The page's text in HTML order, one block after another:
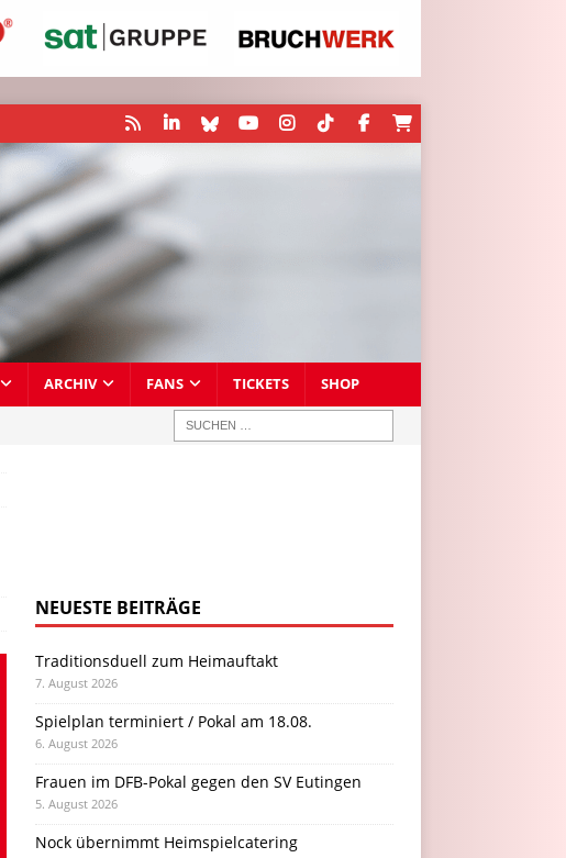
ARCHIV FANS TICKETS SHOP
NEUESTE BEITRÄGE
Traditionsduell zum Heimauftakt
7. August 2026
Spielplan terminiert / Pokal am 18.08.
6. August 2026
Frauen im DFB-Pokal gegen den SV Eutingen
5. August 2026
Nock übernimmt Heimspielcatering